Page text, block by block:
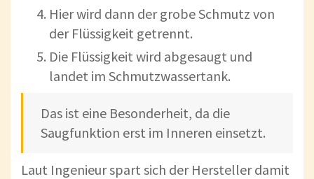
Hier wird dann der grobe Schmutz von
der Flüssigkeit getrennt.
Die Flüssigkeit wird abgesaugt und
landet im Schmutzwassertank.
Das ist eine Besonderheit, da die
Saugfunktion erst im Inneren einsetzt.
Laut Ingenieur spart sich der Hersteller damit